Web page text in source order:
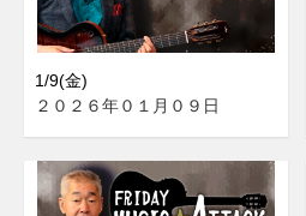
1/9(金)
２０２６年０１月０９日